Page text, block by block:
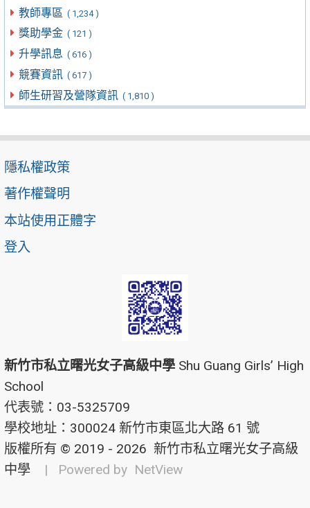
教師專區 ( 1,234 )
獎助學金 ( 121 )
升學訊息 ( 616 )
競賽資訊 ( 617 )
師生研習及營隊資訊 ( 1,810 )
隱私權政策
著作權聲明
本站使用正體字
登入
新竹市私立曙光女子高級中學 Shu Guang Girls’ High
School
代表號：03-5325709
學校地址：300024 新竹市東區北大路 61 號
版權所有 © 2019 - 2026 新竹市私立曙光女子高級
中學
| Powered by NetView